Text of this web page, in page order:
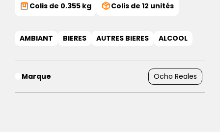
Colis de 0.355 kg Colis de 12 unités
AMBIANT BIERES AUTRES BIERES ALCOOL
Marque Ocho Reales